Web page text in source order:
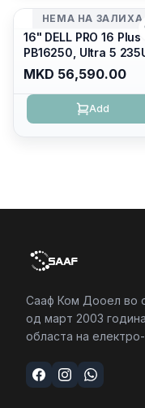
НЕМА НА ЗАЛИХА
16" DELL PRO 16 Plus
PB16250, Ultra 5
Vpro/16gb RAM
5600 Mhz DDR5/
SSD Nvme
2230/cam+mic,bt/
MKD 56,590.00
Add
Сааф Ком Дооел во
од март 2003
областа на